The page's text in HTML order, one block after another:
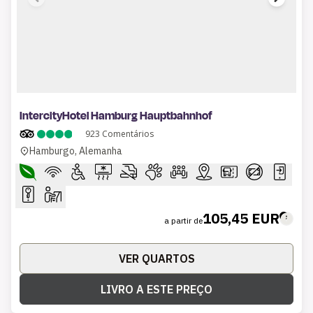
IntercityHotel Hamburg Hauptbahnhof
923 Comentários
Hamburgo, Alemanha
a partir de105,45 EUR
VER QUARTOS
LIVRO A ESTE PREÇO